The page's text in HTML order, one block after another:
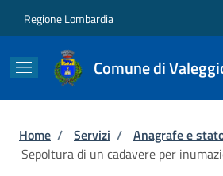
Regione Lombardia
Comune di
Briciole di pane
Home / Servizi / Anagrafe e
Sepoltura di un cadavere per